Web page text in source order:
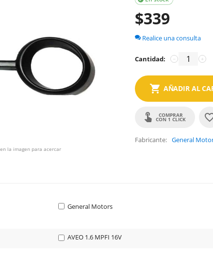
la imagen para acercar
$339
Realice una consulta
Cantidad: +
−
AÑADIR AL
COMPRAR
CON 1 CLICK
Fabricante General
General Motors
AVEO 1.6 MPFI 16V